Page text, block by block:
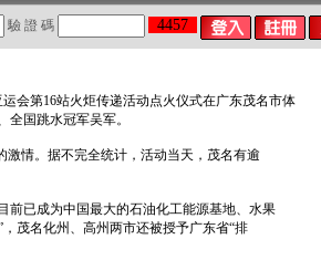
驗 證 碼 4457
会第16站火炬传递活动点火仪式在广东茂名市体
国跳水冠军吴军。
激情。据不完全统计，活动当天，茂名有逾
前已成为中国最大的石油化工能源基地、水果
茂名化州、高州两市还被授予广东省“排